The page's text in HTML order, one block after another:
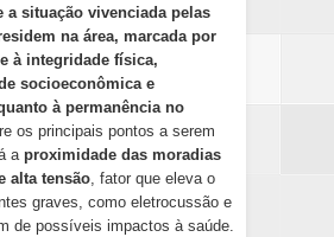
a situação vivenciada pelas
na área, marcada por
à integridade física,
socioeconômica e
à permanência no
os principais pontos a serem
a proximidade das moradias
alta tensão, fator que eleva o
graves, como eletrocussão e
de possíveis impactos à saúde.